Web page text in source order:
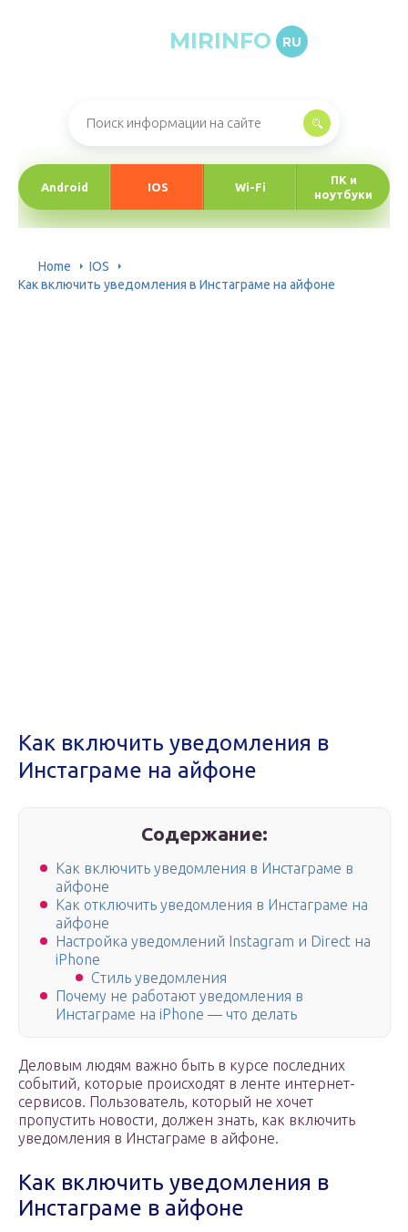
MIRINFO RU
Android IOS Wi-Fi
ПК и
ноутбуки
Home
IOS
Как включить уведомления в Инстаграме на айфоне
Как включить уведомления в
Инстаграме на айфоне
Содержание:
Как включить уведомления в Инстаграме в
айфоне
Как отключить уведомления в Инстаграме на
айфоне
Настройка уведомлений Instagram и Direct на
iPhone
Стиль уведомления
Почему не работают уведомления в
Инстаграме на iPhone — что делать
Деловым людям важно быть в курсе последних
событий, которые происходят в ленте интернет-
сервисов. Пользователь, который не хочет
пропустить новости, должен знать, как включить
уведомления в Инстаграме в айфоне.
Как включить уведомления в
Инстаграме в айфоне